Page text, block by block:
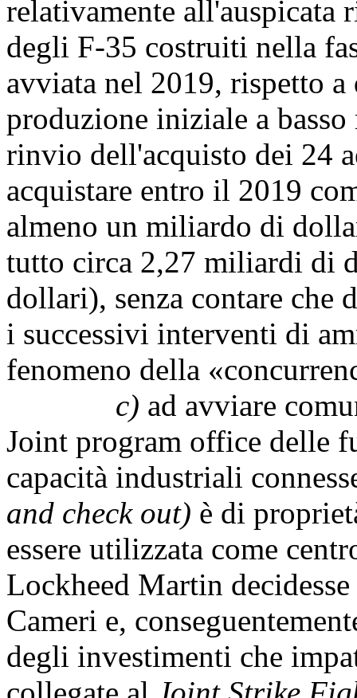
relativamente all'auspicata
degli F-35 costruiti nella
avviata nel 2019, rispetto
produzione iniziale a
rinvio dell'acquisto dei 24
acquistare entro il 2019
almeno un miliardo di
tutto circa 2,27 miliardi di
dollari), senza contare
i successivi interventi di
fenomeno della
c) ad avviare
Joint program office delle
capacità industriali
and check out) è di
essere utilizzata come
Lockheed Martin
Cameri e,
degli investimenti che